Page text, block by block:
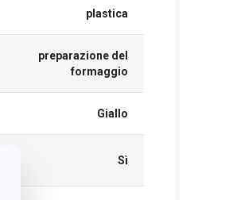
plastica
preparazione del
formaggio
Giallo
Sì